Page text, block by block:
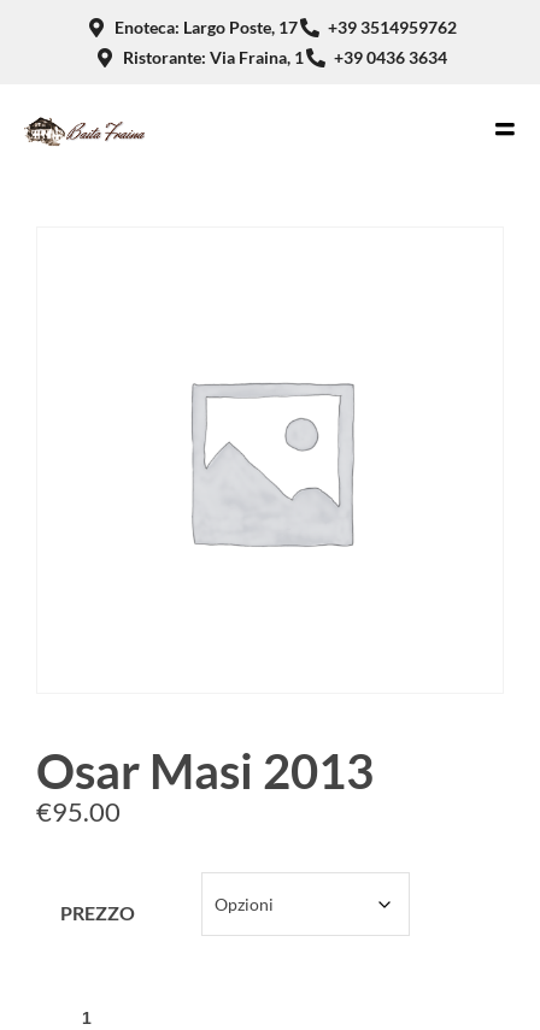
Enoteca: Largo Poste, 17
+39 3514959762
Ristorante: Via Fraina, 1
+39 0436 3634
Osar Masi 2013
€95.00
PREZZO